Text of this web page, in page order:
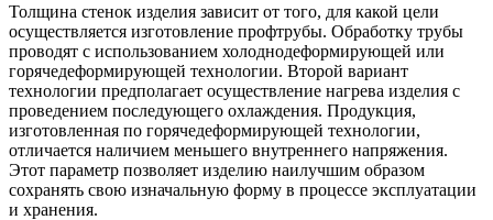
Толщина стенок изделия зависит от того, для какой цели
осуществляется изготовление профтрубы. Обработку трубы
проводят с использованием холоднодеформирующей или
горячедеформирующей технологии. Второй вариант
технологии предполагает осуществление нагрева изделия с
проведением последующего охлаждения. Продукция,
изготовленная по горячедеформирующей технологии,
отличается наличием меньшего внутреннего напряжения.
Этот параметр позволяет изделию наилучшим образом
сохранять свою изначальную форму в процессе эксплуатации
и хранения.